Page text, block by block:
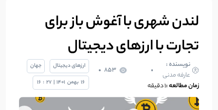
لندن شهری با آغوش باز برای
تجارت با ارزهای دیجیتال
نویسنده :
عارفه مدنی
853
زمان مطالعه :۱ دقیقه
ارزهای دیجیتال
جهان
16 بهمن 1401
|
27
:
16